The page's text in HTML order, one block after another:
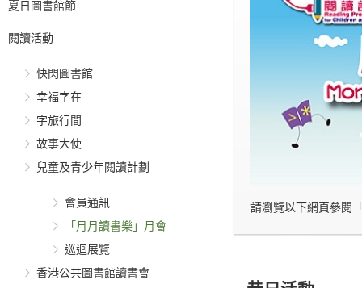
夏日圖書館節
閱讀活動
快閃圖書館
幸福字在
字旅行間
故事大使
兒童及青少年閱讀計劃
會員通訊
「月月讀書樂」月會
巡迴展覽
香港公共圖書館讀書會
請瀏覽以下網頁參閱